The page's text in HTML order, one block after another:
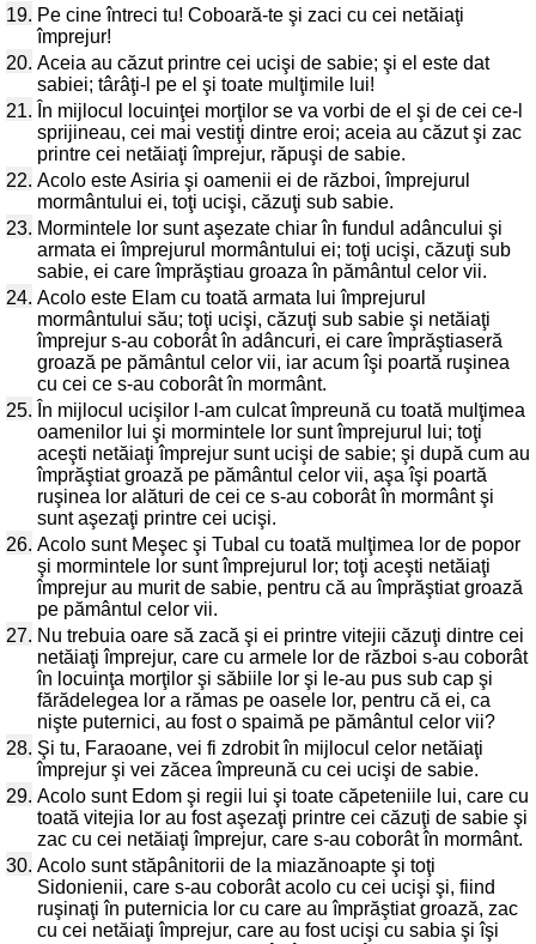
19. Pe cine întreci tu! Coboară-te şi zaci cu cei netăiaţi
împrejur!
20. Aceia au căzut printre cei ucişi de sabie; şi el este dat
sabiei; târâţi-l pe el şi toate mulţimile lui!
21. În mijlocul locuinţei morţilor se va vorbi de el şi de cei ce-l
sprijineau, cei mai vestiţi dintre eroi; aceia au căzut şi zac
printre cei netăiaţi împrejur, răpuşi de sabie.
22. Acolo este Asiria şi oamenii ei de război, împrejurul
mormântului ei, toţi ucişi, căzuţi sub sabie.
23. Mormintele lor sunt aşezate chiar în fundul adâncului şi
armata ei împrejurul mormântului ei; toţi ucişi, căzuţi sub
sabie, ei care împrăştiau groaza în pământul celor vii.
24. Acolo este Elam cu toată armata lui împrejurul
mormântului său; toţi ucişi, căzuţi sub sabie şi netăiaţi
împrejur s-au coborât în adâncuri, ei care împrăştiaseră
groază pe pământul celor vii, iar acum îşi poartă ruşinea
cu cei ce s-au coborât în mormânt.
25. În mijlocul ucişilor l-am culcat împreună cu toată mulţimea
oamenilor lui şi mormintele lor sunt împrejurul lui; toţi
aceşti netăiaţi împrejur sunt ucişi de sabie; şi după cum au
împrăştiat groază pe pământul celor vii, aşa îşi poartă
ruşinea lor alături de cei ce s-au coborât în mormânt şi
sunt aşezaţi printre cei ucişi.
26. Acolo sunt Meşec şi Tubal cu toată mulţimea lor de popor
şi mormintele lor sunt împrejurul lor; toţi aceşti netăiaţi
împrejur au murit de sabie, pentru că au împrăştiat groază
pe pământul celor vii.
27. Nu trebuia oare să zacă şi ei printre vitejii căzuţi dintre cei
netăiaţi împrejur, care cu armele lor de război s-au coborât
în locuinţa morţilor şi săbiile lor şi le-au pus sub cap şi
fărădelegea lor a rămas pe oasele lor, pentru că ei, ca
nişte puternici, au fost o spaimă pe pământul celor vii?
28. Şi tu, Faraoane, vei fi zdrobit în mijlocul celor netăiaţi
împrejur şi vei zăcea împreună cu cei ucişi de sabie.
29. Acolo sunt Edom şi regii lui şi toate căpeteniile lui, care cu
toată vitejia lor au fost aşezaţi printre cei căzuţi de sabie şi
zac cu cei netăiaţi împrejur, care s-au coborât în mormânt.
30. Acolo sunt stăpânitorii de la miazănoapte şi toţi
Sidonienii, care s-au coborât acolo cu cei ucişi şi, fiind
ruşinaţi în puternicia lor cu care au împrăştiat groază, zac
cu cei netăiaţi împrejur, care au fost ucişi cu sabia şi îşi